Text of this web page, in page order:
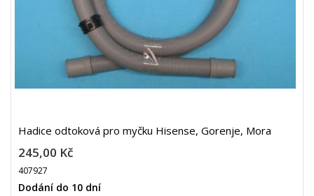
Hadice odtoková pro myčku Hisense, Gorenje, Mora
245,00 Kč
407927
Dodání do 10 dní